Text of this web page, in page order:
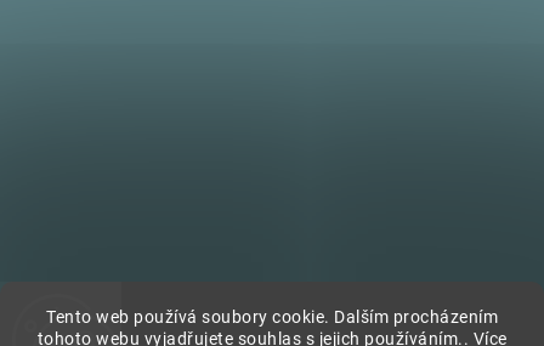
Tento web používá soubory cookie. Dalším procházením
tohoto webu vyjadřujete souhlas s jejich používáním.. Více